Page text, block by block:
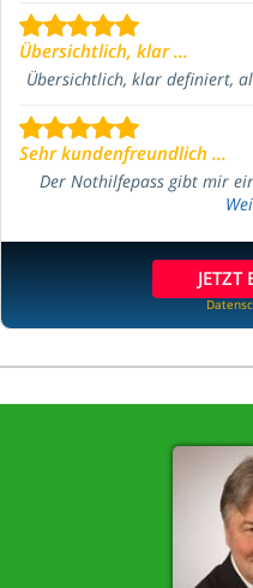
Übersichtlich, klar ...
Übersichtlich, klar definiert,
Sehr kundenfreundlich ...
Der Nothilfepass gibt mir
JETZT